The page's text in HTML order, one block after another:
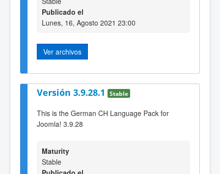
Publicado el
Lunes, 16, Agosto 2021 23:00
Ver archivos
Versión 3.9.28.1 Stable
This is the German CH Language Pack for
Joomla! 3.9.28
Maturity
Stable